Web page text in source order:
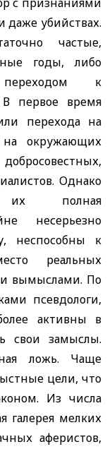
убийствах.
частые,
годы, либо
к
В первое время
перехода на
окружающих
Однако
их полная
несерьезно
неспособны к
реальных
вымыслами. По
псевдологи,
активны в
свои замыслы.
ложь. Чаще
цели, что
Из числа
галерея мелких
аферистов,